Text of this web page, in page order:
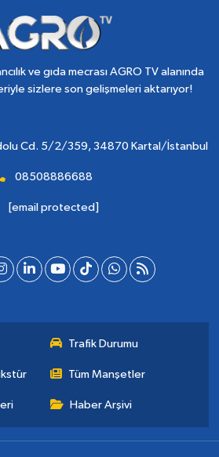
ve gıda mecrası AGRO TV alanında
sizlere son gelişmeleri aktarıyor!
Cd. 5/2/359, 34870 Kartal/İstanbul
08508886688
[email protected]
Trafik Durumu
Tüm Manşetler
Haber Arşivi